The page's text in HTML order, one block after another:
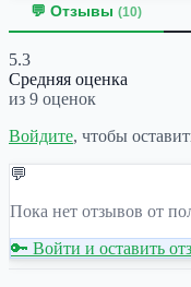
💬 Отзывы (10)
5.3
Средняя оценка
из 9 оценок
Войдите, чтобы
💬
Пока нет отзывов от
🔑 Войти и оставить